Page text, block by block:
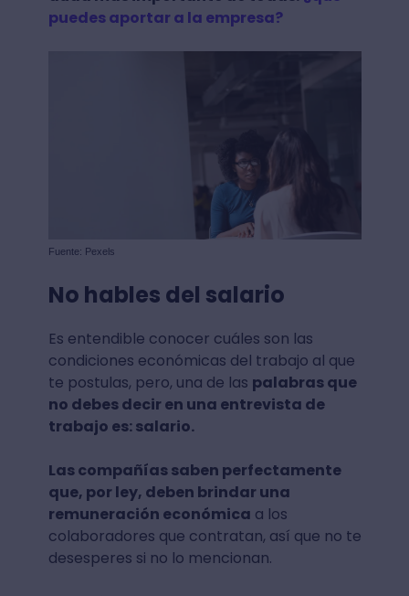
puedes aportar a la empresa?
Fuente: Pexels
No hables del salario
Es entendible conocer cuáles son las
condiciones económicas del trabajo al que
te postulas, pero, una de las palabras que
no debes decir en una entrevista de
trabajo es: salario.
Las compañías saben perfectamente
que, por ley, deben brindar una
remuneración económica a los
colaboradores que contratan, así que no te
desesperes si no lo mencionan.